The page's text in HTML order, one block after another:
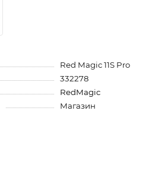
Red Magic 11S Pro
332278
RedMagic
Магазин